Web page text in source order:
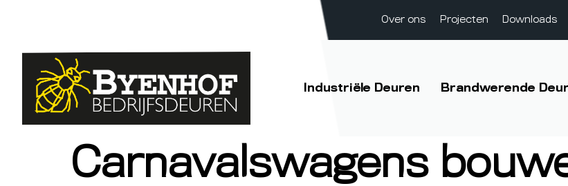
Over ons Projecten Downloads
Industriële Deuren Brandwerende
Carnavalswagens